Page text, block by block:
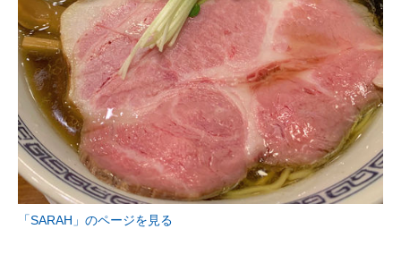
「SARAH」のページを見る